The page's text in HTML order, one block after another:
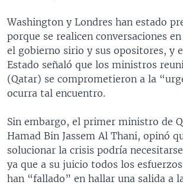
Washington y Londres han estado
porque se realicen conversaciones
el gobierno sirio y sus opositores, y
Estado señaló que los ministros
(Qatar) se comprometieron a la
ocurra tal encuentro.
Sin embargo, el primer ministro de
Hamad Bin Jassem Al Thani, opinó
solucionar la crisis podría
ya que a su juicio todos los
han “fallado” en hallar una salida a